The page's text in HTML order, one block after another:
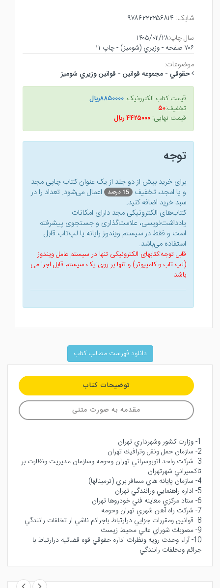
شابک: ۹۷۸۶۲۲۲۲۵۶۸۱۴
سال چاپ:۱۴۰۵/۰۲/۲۸
۷۰۶ صفحه - وزيري (شوميز) - چاپ ۱۱
موضوعات:
حقوقي - مجموعه قوانين - قوانين وزيري شوميز
قیمت کتاب الکترونیک: ۸۸۵۰۰۰۰ريال
تخفیف:۵۰
قیمت نهایی: ۴۴۲۵۰۰۰ ريال
توجه
برای خرید بیش از دو جلد از یک عنوان کتاب‌ چاپی مجد
و یا امجد، تخفیف 15 درصد
اعمال می‌شود. تعداد را در
سبد خرید اضافه کنید.
کتاب‌های الکترونیکی مجد دارای امکانات
یادداشت‌نویسی، علامت‌گذاری و جستجوی پیشرفته
است و فقط در سیستم ویندوز رایانه یا لپ‌تاب قابل
استفاده می‌باشد.
قابل توجه:کتابهای الکترونیکی تنها در سیستم عامل ویندوز
(لپ تاب و کامپیوتر) و تنها بر روی یک سیستم قابل اجرا می
باشد
دانلود فهرست مطالب کتاب
توضیحات کتاب
مقدمه به صورت متنی
1- وزارت كشور وشهرداري تهران
2- سازمان حمل ونقل وترافيك تهران
3- شركت واحد اتوبوسراني تهران وحومه وسازمان مديريت ونظارت بر
تاكسيراني شهرتهران
4- سازمان پايانه هاي مسافر بري (ترمينالها)
5- اداره راهنمايي ورانندگي تهران
6- ستاد مركزي معاينه فني خودروها تهران
7- شركت راه آهن شهري تهران وحومه
8- قوانين ومقررات جزايي درارتباط باجرائم ناشي از تخلفات رانندگي
9- مصوبات شوراي عالي محيط زيست
10- آراء وحدت رويه ونظرات اداره حقوقي قوه قضائيه درارتباط با
جرائم وتخلفات رانندگي